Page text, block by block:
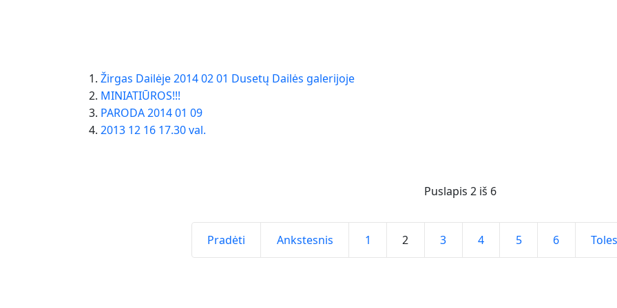
Žirgas Dailėje 2014 02 01 Dusetų Dailės galerijoje
MINIATIŪROS!!!
PARODA 2014 01 09
2013 12 16 17.30 val.
Puslapis 2 iš 6
Pradėti Ankstesnis 1 2 3 4 5 6